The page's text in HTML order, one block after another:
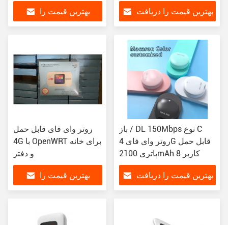
بهترین قیمت را بهترین قیمت را دریافت
روتر وای فای قابل حمل
4G با OpenWRT برای خانه
و دفتر
بهترین قیمت را
باز / DL 150Mbps نوع C
روتر وای فای 4G قابل حمل
باتری 2100mAh 8 کاربر
بهترین قیمت را دریافت